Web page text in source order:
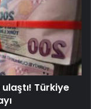
Türkiye